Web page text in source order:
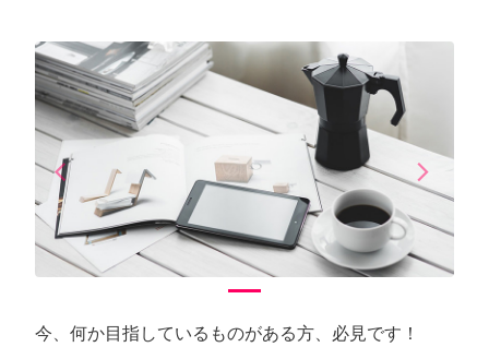
arrow_back_iosPrevious arrow_forward_iosNext
今、何か目指しているものがある方、必見です！